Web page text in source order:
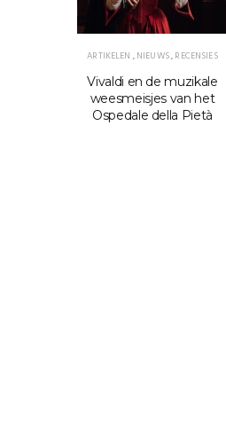
ARTIKELEN ,NIEUWS,RECENSIES
Vivaldi en de muzikale
weesmeisjes van het
Ospedale della Pietà